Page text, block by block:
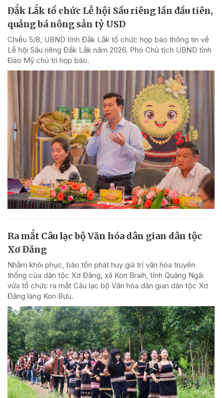
Đắk Lắk tổ chức Lễ hội Sầu riêng lần đầu tiên,
quảng bá nông sản tỷ USD
Chiều 5/8, UBND tỉnh Đắk Lắk tổ chức họp báo thông tin về
Lễ hội Sầu riêng Đắk Lắk năm 2026. Phó Chủ tịch UBND tỉnh
Đào Mỹ chủ trì họp báo.
Ra mắt Câu lạc bộ Văn hóa dân gian dân tộc
Xơ Đăng
Nhằm khôi phục, bảo tồn phát huy giá trị văn hóa truyền
thống của dân tộc Xơ Đăng, xã Kon Braih, tỉnh Quảng Ngãi
vừa tổ chức ra mắt Câu lạc bộ Văn hóa dân gian dân tộc Xơ
Đăng làng Kon Bưu.